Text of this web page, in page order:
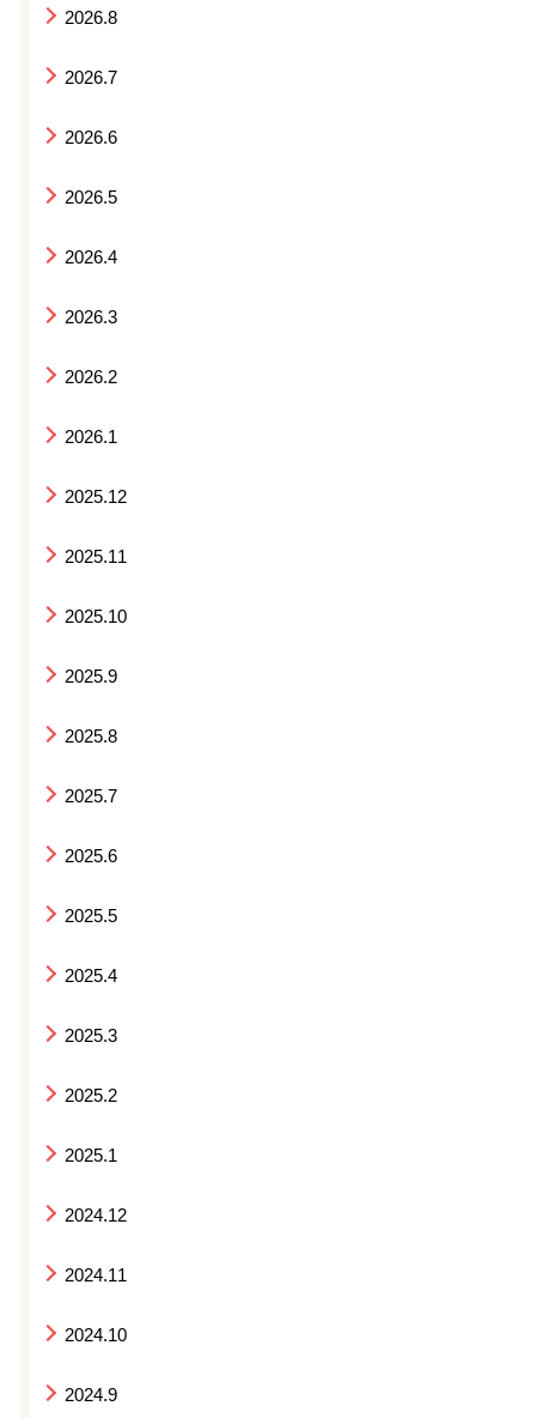
2026.8
2026.7
2026.6
2026.5
2026.4
2026.3
2026.2
2026.1
2025.12
2025.11
2025.10
2025.9
2025.8
2025.7
2025.6
2025.5
2025.4
2025.3
2025.2
2025.1
2024.12
2024.11
2024.10
2024.9